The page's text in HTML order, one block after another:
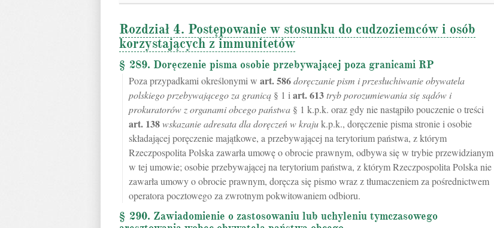
Rozdział 4. Postępowanie w stosunku do cudzoziemców i osób
korzystających z immunitetów
§ 289. Doręczenie pisma osobie przebywającej poza granicami RP
Poza przypadkami określonymi w art.586doręczanie pism i przesłuchiwanie obywatela
polskiego przebywającego za granicą § 1 i art.613tryb porozumiewania się sądów i
prokuratorów z organami obcego państwa § 1 k.p.k. oraz gdy nie nastąpiło pouczenie o treści
art. 138wskazanie adresata dla doręczeń w krajuk.p.k., doręczenie pisma stronie i osobie
składającej poręczenie majątkowe, a przebywającej na terytorium państwa, z którym
Rzeczpospolita Polska zawarła umowę o obrocie prawnym, odbywa się w trybie przewidzianym
w tej umowie; osobie przebywającej na terytorium państwa, z którym Rzeczpospolita Polska nie
zawarła umowy o obrocie prawnym, doręcza się pismo wraz z tłumaczeniem za pośrednictwem
operatora pocztowego za zwrotnym pokwitowaniem odbioru.
§ 290. Zawiadomienie o zastosowaniu lub uchyleniu tymczasowego